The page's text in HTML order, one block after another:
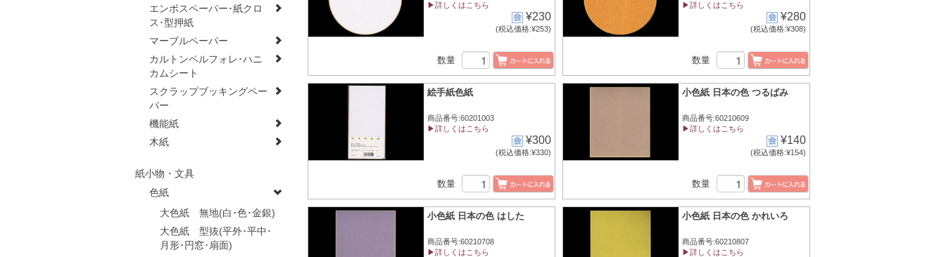
エンボスペーパー･紙クロ
ス･型押紙
マーブルペーパー
カルトンペルフォレ･ハニ
カムシート
スクラップブッキングペー
パー
機能紙
木紙
紙小物・文具
色紙
大色紙 無地(白･色･金銀)
大色紙 型抜(平外･平中･
月形･円窓･扇面)
▶詳しくはこちら
¥230
(税込価格:¥253)
数量
▶詳しくはこちら
¥280
(税込価格:¥308)
数量
絵手紙色紙
商品番号:60201003
▶詳しくはこちら
¥300
(税込価格:¥330)
数量
小色紙 日本の色 つるばみ
商品番号:60210609
▶詳しくはこちら
¥140
(税込価格:¥154)
数量
小色紙 日本の色 はした
商品番号:60210708
▶詳しくはこちら
小色紙 日本の色 かれいろ
商品番号:60210807
▶詳しくはこちら